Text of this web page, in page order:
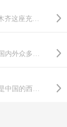
**乌鲁木齐德国FAG进口轴承简要概述**在乌鲁木齐这座充满活力的城市中，德国FAG进口轴承以其卓越的品质和..……
广州，这座中国南方的经济重镇，一直以来都是国内外众多企业拓展业务的优选之地。在机械制造与自动化设备..……